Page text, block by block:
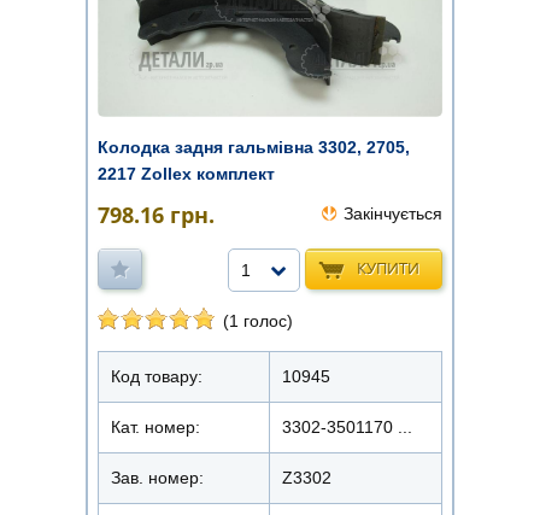
Колодка задня гальмівна 3302, 2705,
2217 Zollex комплект
798.16 грн. Закінчується
КУПИТИ
1
(1 голос)
Код товару: 10945
Кат. номер: 3302-3501170 ...
Зав. номер: Z3302